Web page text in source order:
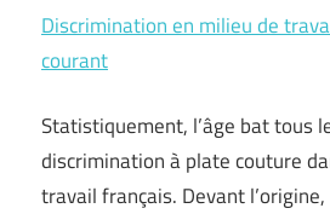
Discrimination en milieu de
courant
Statistiquement, l’âge bat tous
discrimination à plate couture
travail français. Devant